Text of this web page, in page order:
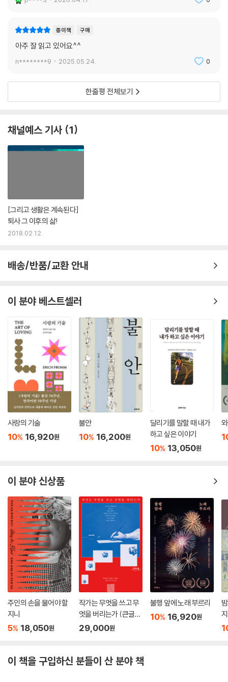
종이책 구매
아주 잘 읽고 있어요^^
n********9 2025.05.24. 0
한줄평 전체보기
채널예스 기사 1
[그리고 생활은 계속된다]
퇴사 그 이후의 삶!
2018.02.12.
배송/반품/교환 안내
이 분야 베스트셀러
사랑의 기술
10% 16,920원
불안
10% 16,200원
달리기를 말할 때 내가
하고 싶은 이야기
10% 13,050원
이 분야 신상품
주인의 손을 물어야 할
지니
5% 18,050원
작가는 무엇을 쓰고 무
엇을 버리는가 (큰글자
도서)
29,000원
불행 앞에 노래 부르리
10% 16,920원
지
이 책을 구입하신 분들이 산 분야 책